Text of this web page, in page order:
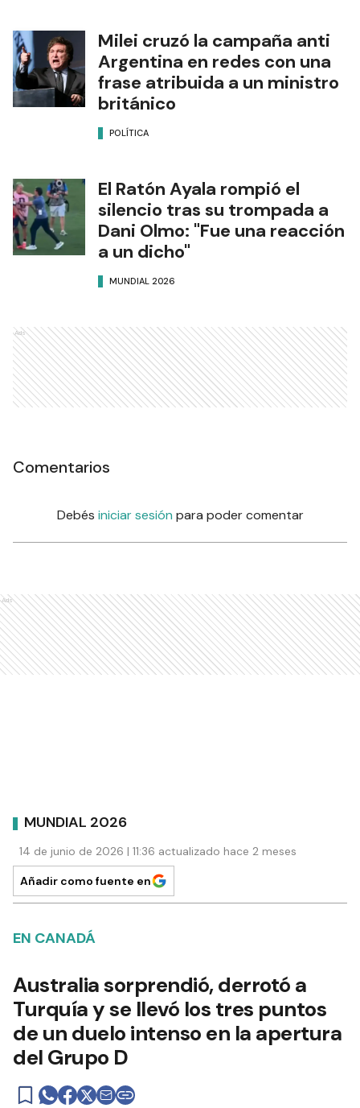
Milei cruzó la campaña anti
Argentina en redes con una
frase atribuida a un ministro
británico
POLÍTICA
El Ratón Ayala rompió el
silencio tras su trompada a
Dani Olmo: "Fue una reacción
a un dicho"
MUNDIAL 2026
Ads
Comentarios
Debés iniciar sesión para poder comentar
Ads
MUNDIAL 2026
14 de junio de 2026 | 11:36 actualizado hace 2 meses
Añadir como fuente en
EN CANADÁ
Australia sorprendió, derrotó a
Turquía y se llevó los tres puntos
de un duelo intenso en la apertura
del Grupo D